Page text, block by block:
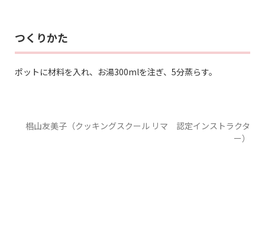
つくりかた
ポットに材料を入れ、お湯300mlを注ぎ、5分蒸らす。
椙山友美子（クッキングスクール リマ 認定インストラクタ
ー）